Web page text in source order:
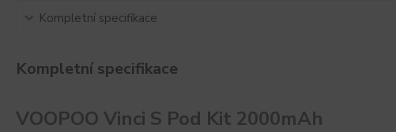
Kompletní specifikace
Kompletní specifikace
VOOPOO Vinci S Pod Kit 2000mAh